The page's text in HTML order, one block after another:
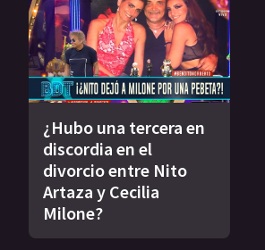
¿Hubo una tercera en
discordia en el
divorcio entre Nito
Artaza y Cecilia
Milone?